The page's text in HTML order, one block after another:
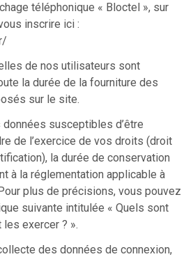
téléphonique « Bloctel », sur
inscrire ici :
de nos utilisateurs sont
la durée de la fourniture des
sur le site.
susceptibles d’être
de l’exercice de vos droits (droit
la durée de conservation
à la réglementation applicable à
plus de précisions, vous pouvez
suivante intitulée « Quels sont
exercer ? ».
des données de connexion,